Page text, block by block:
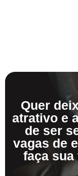
Quer
atrativo e
de ser
vagas de
faça sua